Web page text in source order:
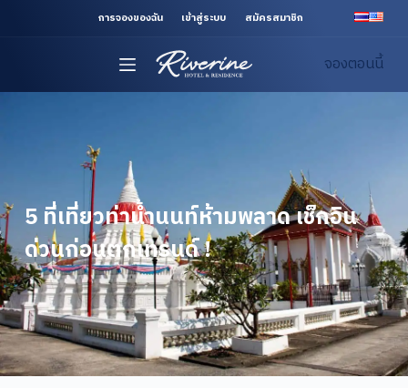
p
e
n
t
การจองของฉัน เข้าสู่ระบบ สมัครสมาชิก
จองตอนนี้
5 ที่เที่ยวท่าน้ำนนท์ห้ามพลาด เช็กอิน
ด่วนก่อนตกเทรนด์ !